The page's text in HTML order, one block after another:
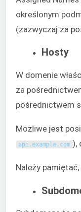
określonym
(zazwyczaj za
Hosty
W domenie
za
pośrednictwem
Możliwe jest
api.example. com ),
Należy